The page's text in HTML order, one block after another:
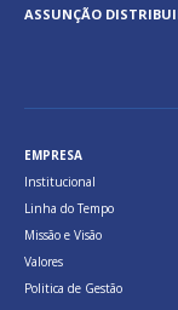
ASSUNÇÃO
EMPRESA
Institucional
Linha do Tempo
Missão e Visão
Valores
Politica de Gestão